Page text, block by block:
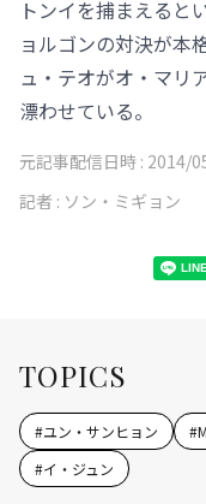
トンイを捕まえると
ョルゴンの対決が本
ュ・テオがオ・マリ
漂わせている。
元記事配信日時 : 2014/
記者 : ソン・ミギョン
TOPICS
#ユン・サンヒョン #
#イ・ジュン